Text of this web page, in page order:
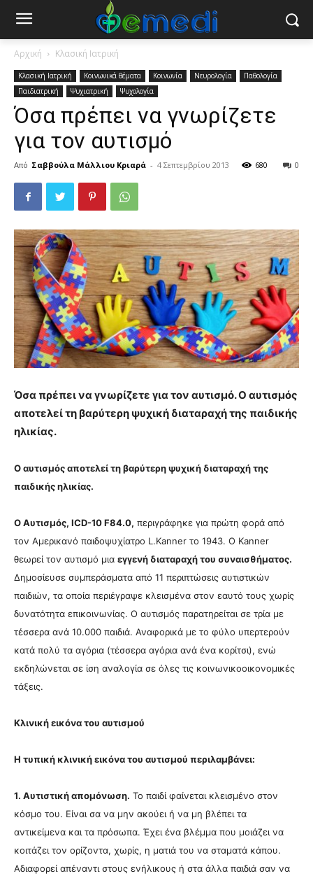
Αρχική Κλασική Ιατρική
Κλασική Ιατρική Κοινωνικά θέματα Κοινωνία Νευρολογία
Παθολογία
Παιδιατρική
Ψυχιατρική Ψυχολογία
Όσα πρέπει να γνωρίζετε
για τον αυτισμό
Από Σαββούλα Μάλλιου Κριαρά - 4 Σεπτεμβρίου 2013 0
680
Όσα πρέπει να γνωρίζετε για τον αυτισμό. Ο αυτισμός
αποτελεί τη βαρύτερη ψυχική διαταραχή της παιδικής
ηλικίας.
Ο αυτισμός αποτελεί τη βαρύτερη ψυχική διαταραχή της
παιδικής ηλικίας.
Ο Αυτισμός, ICD-10 F84.0, περιγράφηκε για πρώτη φορά από
τον Αμερικανό παιδοψυχίατρο L.Kanner το 1943. Ο Kanner
θεωρεί τον αυτισμό μια εγγενή διαταραχή του συναισθήματος.
Δημοσίευσε συμπεράσματα από 11 περιπτώσεις αυτιστικών
παιδιών, τα οποία περιέγραψε κλεισμένα στον εαυτό τους χωρίς
δυνατότητα επικοινωνίας. Ο αυτισμός παρατηρείται σε τρία με
τέσσερα ανά 10.000 παιδιά. Αναφορικά με το φύλο υπερτερούν
κατά πολύ τα αγόρια (τέσσερα αγόρια ανά ένα κορίτσι), ενώ
εκδηλώνεται σε ίση αναλογία σε όλες τις κοινωνικοοικονομικές
τάξεις.
Κλινική εικόνα του αυτισμού
Η τυπική κλινική εικόνα του αυτισμού περιλαμβάνει:
1. Αυτιστική απομόνωση. Το παιδί φαίνεται κλεισμένο στον
κόσμο του. Είναι σα να μην ακούει ή να μη βλέπει τα
αντικείμενα και τα πρόσωπα. Έχει ένα βλέμμα που μοιάζει να
κοιτάζει τον ορίζοντα, χωρίς, η ματιά του να σταματά κάπου.
Αδιαφορεί απέναντι στους ενήλικους ή στα άλλα παιδιά σαν να